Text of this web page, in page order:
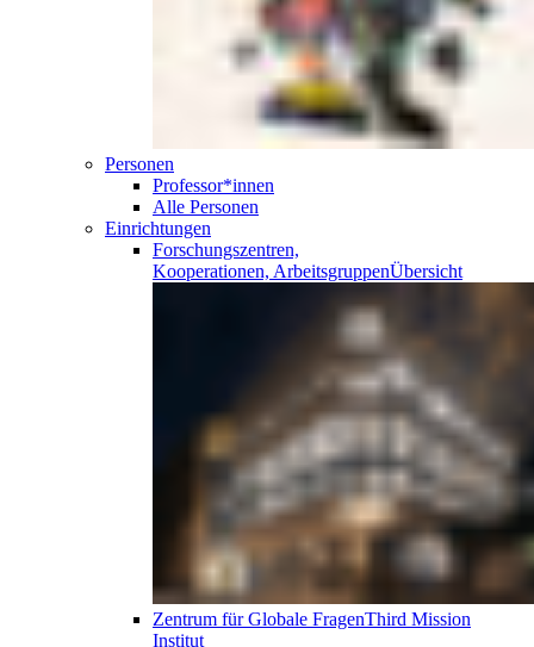
Personen
Professor*innen
Alle Personen
Einrichtungen
Forschungszentren,
Kooperationen, ArbeitsgruppenÜbersicht
Zentrum für Globale FragenThird Mission
Institut